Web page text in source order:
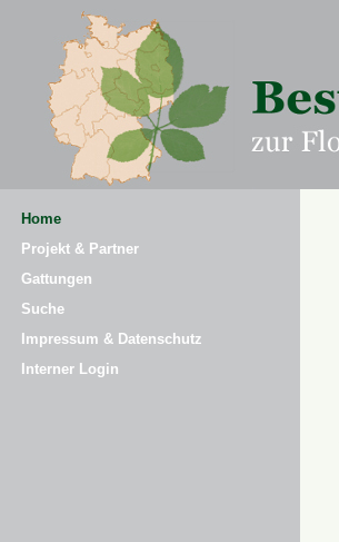
Home
Projekt & Partner
Gattungen
Suche
Impressum & Datenschutz
Interner Login